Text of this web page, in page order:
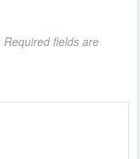
Required fields are